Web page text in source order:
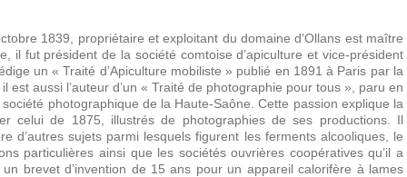
1839, propriétaire et exploitant du domaine d’Ollans est maître
il fut président de la société comtoise d’apiculture et vice-président
un « Traité d’Apiculture mobiliste » publié en 1891 à Paris par la
aussi l’auteur d’un « Traité de photographie pour tous », paru en
photographique de la Haute-Saône. Cette passion explique la
celui de 1875, illustrés de photographies de ses productions. Il
d’autres sujets parmi lesquels figurent les ferments alcooliques, le
particulières ainsi que les sociétés ouvrières coopératives qu’il a
brevet d’invention de 15 ans pour un appareil calorifère à lames